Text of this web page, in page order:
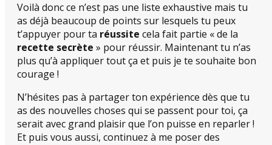
Voilà donc ce n’est pas une liste exhaustive mais tu
as déjà beaucoup de points sur lesquels tu peux
t’appuyer pour ta réussite cela fait partie « de la
recette secrète » pour réussir. Maintenant tu n’as
plus qu’à appliquer tout ça et puis je te souhaite bon
courage !
N’hésites pas à partager ton expérience dès que tu
as des nouvelles choses qui se passent pour toi, ça
serait avec grand plaisir que l’on puisse en reparler !
Et puis vous aussi, continuez à me poser des